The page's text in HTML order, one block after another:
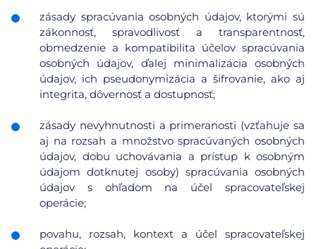
zásady spracúvania osobných údajov, ktorými sú
zákonnosť, spravodlivosť a transparentnosť,
obmedzenie a kompatibilita účelov spracúvania
osobných údajov, ďalej minimalizácia osobných
údajov, ich pseudonymizácia a šifrovanie, ako aj
integrita, dôvernosť a dostupnosť;
zásady nevyhnutnosti a primeranosti (vzťahuje sa
aj na rozsah a množstvo spracúvaných osobných
údajov, dobu uchovávania a prístup k osobným
údajom dotknutej osoby) spracúvania osobných
údajov s ohľadom na účel spracovateľskej
operácie;
povahu, rozsah, kontext a účel spracovateľskej